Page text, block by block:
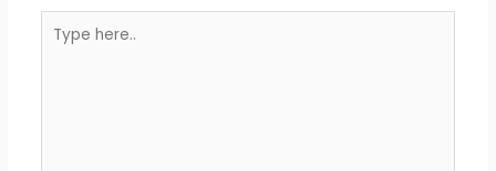
here..